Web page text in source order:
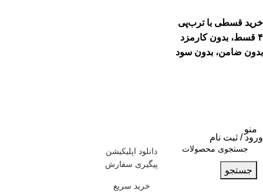
خرید قسطی با ترب‌پی
۴ قسط، بدون کارمزد
بدون ضامن، بدون سود
ورود / ثبت نام
دانلود اپلیکیشن
پیگیری سفارش
منو
جستجو
خرید سریع